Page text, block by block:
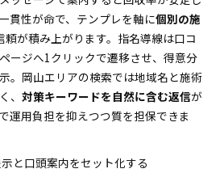
貫性が命で、テンプレを軸に個別の施
頼が積み上がります。指名導線は口コ
ージへ1クリックで遷移させ、得意分
。岡山エリアの検索では地域名と施術
、 対策キーワードを自然に含む返信が
運用負担を抑えつつ質を担保できま
と口頭案内をセット化する